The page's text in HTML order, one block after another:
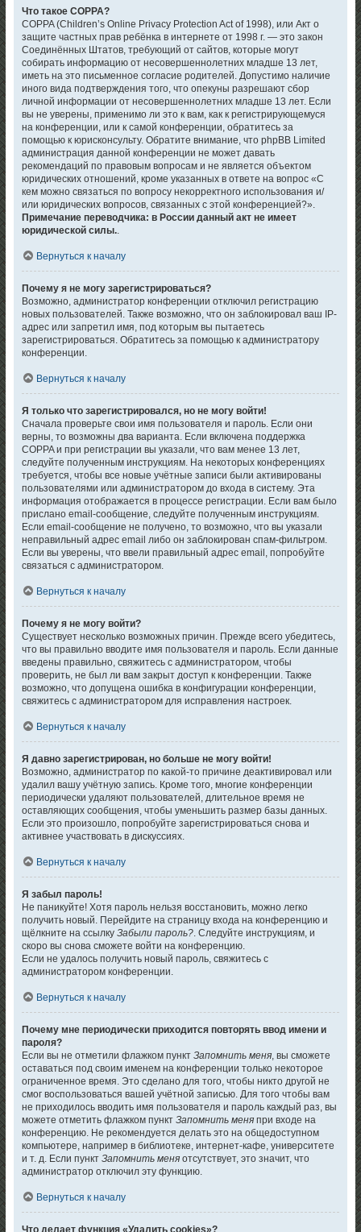
Что такое COPPA?
COPPA (Children’s Online Privacy Protection Act of 1998), или Акт о
защите частных прав ребёнка в интернете от 1998 г. — это закон
Соединённых Штатов, требующий от сайтов, которые могут
собирать информацию от несовершеннолетних младше 13 лет,
иметь на это письменное согласие родителей. Допустимо наличие
иного вида подтверждения того, что опекуны разрешают сбор
личной информации от несовершеннолетних младше 13 лет. Если
вы не уверены, применимо ли это к вам, как к регистрирующемуся
на конференции, или к самой конференции, обратитесь за
помощью к юрисконсульту. Обратите внимание, что phpBB Limited
администрация данной конференции не может давать
рекомендаций по правовым вопросам и не является объектом
юридических отношений, кроме указанных в ответе на вопрос «С
кем можно связаться по вопросу некорректного использования и/
или юридических вопросов, связанных с этой конференцией?».
Примечание переводчика: в России данный акт не имеет
юридической силы..
Вернуться к началу
Почему я не могу зарегистрироваться?
Возможно, администратор конференции отключил регистрацию
новых пользователей. Также возможно, что он заблокировал ваш IP-
адрес или запретил имя, под которым вы пытаетесь
зарегистрироваться. Обратитесь за помощью к администратору
конференции.
Вернуться к началу
Я только что зарегистрировался, но не могу войти!
Сначала проверьте свои имя пользователя и пароль. Если они
верны, то возможны два варианта. Если включена поддержка
COPPA и при регистрации вы указали, что вам менее 13 лет,
следуйте полученным инструкциям. На некоторых конференциях
требуется, чтобы все новые учётные записи были активированы
пользователями или администратором до входа в систему. Эта
информация отображается в процессе регистрации. Если вам было
прислано email-сообщение, следуйте полученным инструкциям.
Если email-сообщение не получено, то возможно, что вы указали
неправильный адрес email либо он заблокирован спам-фильтром.
Если вы уверены, что ввели правильный адрес email, попробуйте
связаться с администратором.
Вернуться к началу
Почему я не могу войти?
Существует несколько возможных причин. Прежде всего убедитесь,
что вы правильно вводите имя пользователя и пароль. Если данные
введены правильно, свяжитесь с администратором, чтобы
проверить, не был ли вам закрыт доступ к конференции. Также
возможно, что допущена ошибка в конфигурации конференции,
свяжитесь с администратором для исправления настроек.
Вернуться к началу
Я давно зарегистрирован, но больше не могу войти!
Возможно, администратор по какой-то причине деактивировал или
удалил вашу учётную запись. Кроме того, многие конференции
периодически удаляют пользователей, длительное время не
оставляющих сообщения, чтобы уменьшить размер базы данных.
Если это произошло, попробуйте зарегистрироваться снова и
активнее участвовать в дискуссиях.
Вернуться к началу
Я забыл пароль!
Не паникуйте! Хотя пароль нельзя восстановить, можно легко
получить новый. Перейдите на страницу входа на конференцию и
щёлкните на ссылкуЗабыли пароль?. Следуйте инструкциям, и
скоро вы снова сможете войти на конференцию.
Если не удалось получить новый пароль, свяжитесь с
администратором конференции.
Вернуться к началу
Почему мне периодически приходится повторять ввод имени и
пароля?
Если вы не отметили флажком пунктЗапомнить меня, вы сможете
оставаться под своим именем на конференции только некоторое
ограниченное время. Это сделано для того, чтобы никто другой не
смог воспользоваться вашей учётной записью. Для того чтобы вам
не приходилось вводить имя пользователя и пароль каждый раз, вы
можете отметить флажком пунктЗапомнить меня при входе на
конференцию. Не рекомендуется делать это на общедоступном
компьютере, например в библиотеке, интернет-кафе, университете
и т. д. Если пунктЗапомнить меня отсутствует, это значит, что
администратор отключил эту функцию.
Вернуться к началу
Что делает функция «Удалить cookies»?